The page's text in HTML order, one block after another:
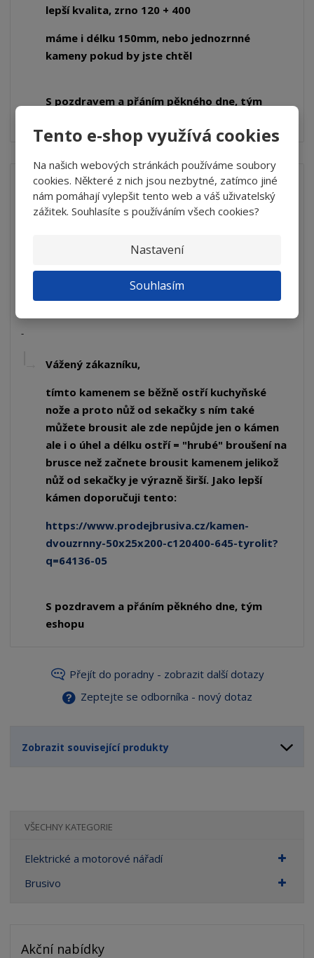
Tento e-shop využívá cookies
Na našich webových stránkách používáme soubory
cookies. Některé z nich jsou nezbytné, zatímco jiné
nám pomáhají vylepšit tento web a váš uživatelský
zážitek. Souhlasíte s používáním všech cookies?
Nastavení
Souhlasím
lepší kvalita, zrno 120 + 400
máme i délku 150mm, nebo jednozrnné
kameny pokud by jste chtěl
S pozdravem a přáním pěkného dne, tým
Nabroušení nože sekačky brusným kamenem
Tyrolit
30.05.2022
Dobrý den, potřeboval bych poradit jakým
kotoučem,kamenem nabrousím nůž do sekačky aby
byl opravdu ostrý a dokázal řezat třeba papír. Děkuji za
odpověď
Vážený zákazníku,
tímto kamenem se běžně ostří kuchyňské
nože a proto nůž od sekačky s ním také
můžete brousit ale zde nepůjde jen o kámen
ale i o úhel a délku ostří = "hrubé" broušení na
brusce než začnete brousit kamenem jelikož
nůž od sekačky je výrazně širší. Jako lepší
kámen doporučuji tento:
https://www.prodejbrusiva.cz/kamen-
dvouzrnny-50x25x200-c120400-645-tyrolit?
q=64136-05
S pozdravem a přáním pěkného dne, tým
eshopu
Přejít do poradny - zobrazit další dotazy
Zeptejte se odborníka - nový dotaz
Zobrazit související produkty
VŠECHNY KATEGORIE
Elektrické a motorové nářadí
Brusivo
Akční nabídky